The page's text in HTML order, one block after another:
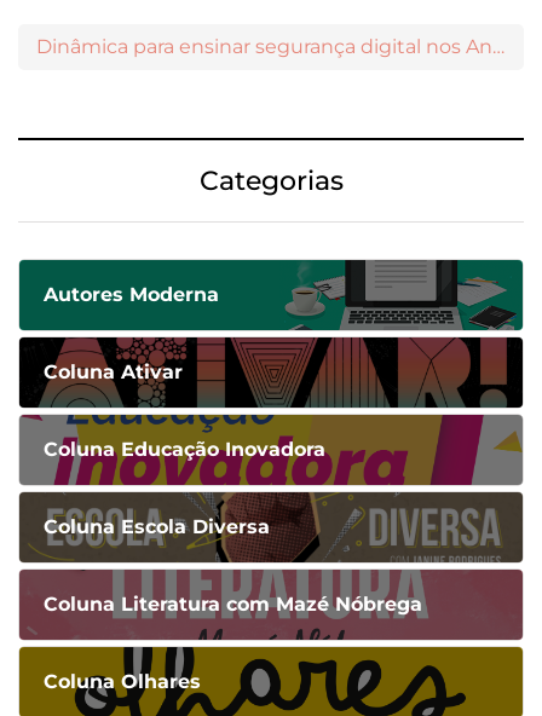
Dinâmica para ensinar segurança digital nos Anos Iniciais
Categorias
Autores Moderna
Coluna Ativar
Coluna Educação Inovadora
Coluna Escola Diversa
Coluna Literatura com Mazé Nóbrega
Coluna Olhares